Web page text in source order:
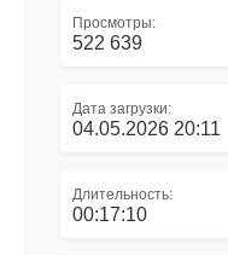
Просмотры:
522 639
Дата загрузки:
04.05.2026 20:11
Длительность:
00:17:10